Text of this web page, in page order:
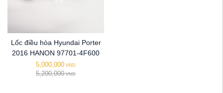
Lốc điều hòa Hyundai Porter
2016 HANON 97701-4F600
5,000,000 VND
5,200,000 VND